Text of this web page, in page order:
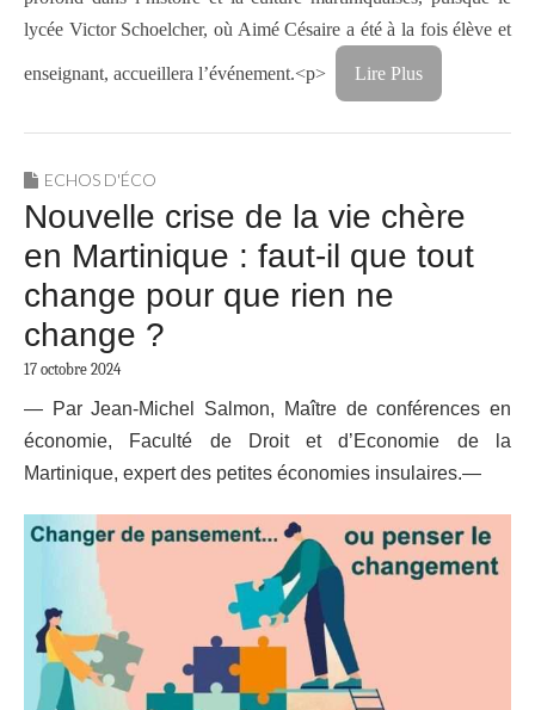
lycée Victor Schoelcher, où Aimé Césaire a été à la fois élève et
enseignant, accueillera l’événement.<p> Lire Plus
ECHOS D'ÉCO
Nouvelle crise de la vie chère
en Martinique : faut-il que tout
change pour que rien ne
change ?
17 octobre 2024
— Par Jean-Michel Salmon, Maître de conférences en
économie, Faculté de Droit et d’Economie de la
Martinique, expert des petites économies insulaires.—